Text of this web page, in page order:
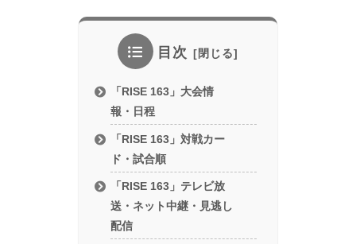
目次
「RISE 163」大会情
報・日程
「RISE 163」対戦カー
ド・試合順
「RISE 163」テレビ放
送・ネット中継・見逃し
配信